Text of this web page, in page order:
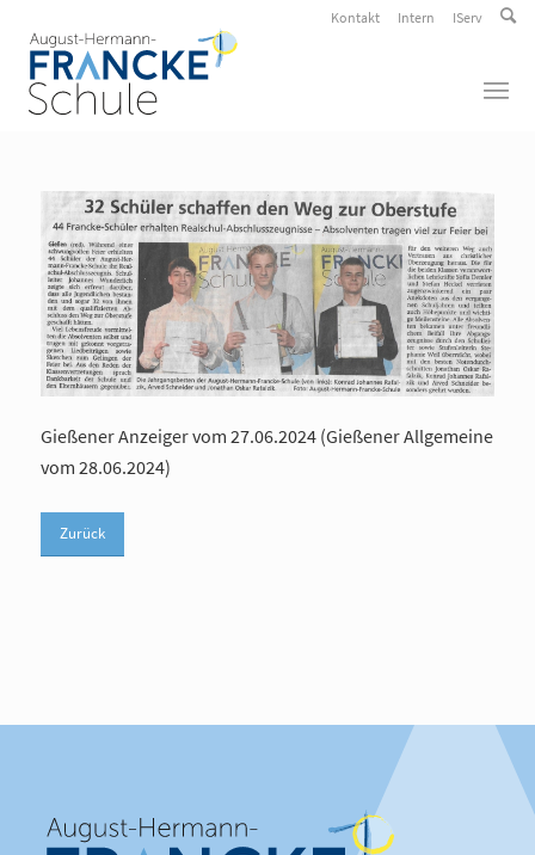
Kontakt Intern IServ
Gießener Anzeiger vom 27.06.2024 (Gießener Allgemeine
vom 28.06.2024)
Zurück